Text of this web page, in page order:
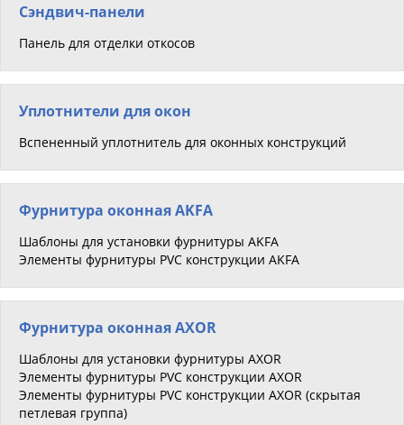
Сэндвич-панели
Панель для отделки откосов
Уплотнители для окон
Вспененный уплотнитель для оконных конструкций
Фурнитура оконная AKFA
Шаблоны для установки фурнитуры AKFA
Элементы фурнитуры PVC конструкции AKFA
Фурнитура оконная AXOR
Шаблоны для установки фурнитуры AXOR
Элементы фурнитуры PVC конструкции AXOR
Элементы фурнитуры PVC конструкции AXOR (скрытая
петлевая группа)